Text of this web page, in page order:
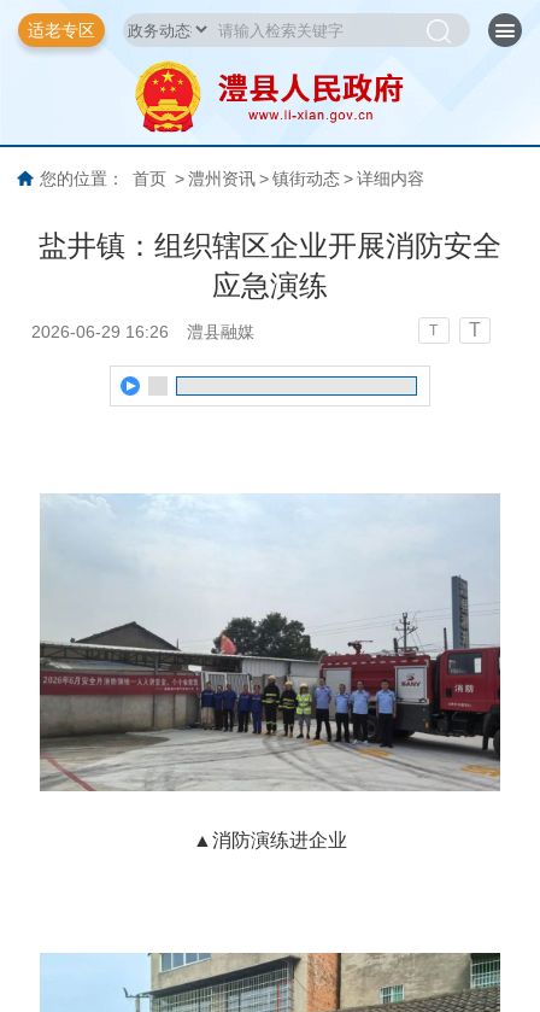
适老专区
您的位置： 首页 > 澧州资讯 > 镇街动态 > 详细内容
盐井镇：组织辖区企业开展消防安全
应急演练
2026-06-29 16:26 澧县融媒 T T
▲ 消防演练进企业